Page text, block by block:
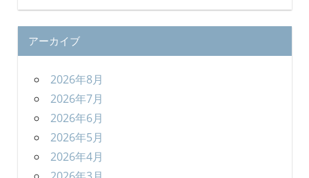
アーカイブ
2026年8月
2026年7月
2026年6月
2026年5月
2026年4月